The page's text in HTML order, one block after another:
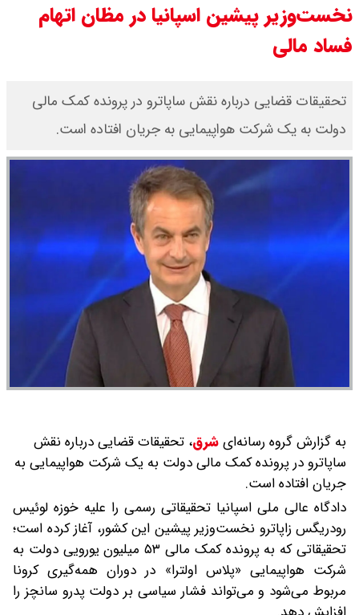
نخست‌وزیر پیشین اسپانیا در مظان اتهام
فساد مالی
تحقیقات قضایی درباره نقش ساپاترو در پرونده کمک مالی
دولت به یک شرکت هواپیمایی به جریان افتاده است.
به گزارش گروه رسانه‌ایشرق، تحقیقات قضایی درباره نقش
ساپاترو در پرونده کمک مالی دولت به یک شرکت هواپیمایی به
جریان افتاده است.
دادگاه عالی ملی اسپانیا تحقیقاتی رسمی را علیه خوزه لوئیس
رودریگس زاپاترو نخست‌وزیر پیشین این کشور، آغاز کرده است؛
تحقیقاتی که به پرونده کمک مالی ۵۳ میلیون یورویی دولت به
شرکت هواپیمایی «پلاس اولترا» در دوران همه‌گیری کرونا
مربوط می‌شود و می‌تواند فشار سیاسی بر دولت پدرو سانچز را